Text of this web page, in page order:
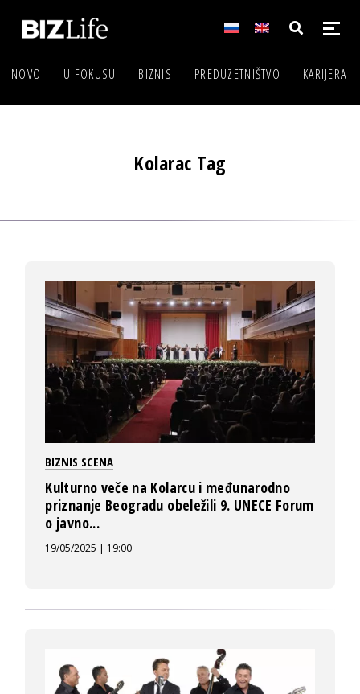
NOVO U FOKUSU BIZNIS PREDUZETNIŠTVO KARIJERA
Kolarac Tag
BIZNIS SCENA
Kulturno veče na Kolarcu i međunarodno
priznanje Beogradu obeležili 9. UNECE Forum
o javno...
19/05/2025 | 19:00